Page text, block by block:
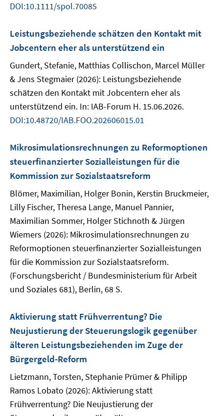
DOI:10.1111/spol.70085
Leistungsbeziehende schätzen den Kontakt mit
Jobcentern eher als unterstützend ein
Gundert, Stefanie, Matthias Collischon, Marcel Müller
& Jens Stegmaier (2026): Leistungsbeziehende
schätzen den Kontakt mit Jobcentern eher als
unterstützend ein. In: IAB-Forum H. 15.06.2026.
DOI:10.48720/IAB.FOO.202606015.01
Mikrosimulationsrechnungen zu Reformoptionen
steuerfinanzierter Sozialleistungen für die
Kommission zur Sozialstaatsreform
Blömer, Maximilian, Holger Bonin, Kerstin Bruckmeier,
Lilly Fischer, Theresa Lange, Manuel Pannier,
Maximilian Sommer, Holger Stichnoth & Jürgen
Wiemers (2026): Mikrosimulationsrechnungen zu
Reformoptionen steuerfinanzierter Sozialleistungen
für die Kommission zur Sozialstaatsreform.
(Forschungsbericht / Bundesministerium für Arbeit
und Soziales 681), Berlin, 68 S.
Aktivierung statt Frühverrentung? Die
Neujustierung der Steuerungslogik gegenüber
älteren Leistungsbeziehenden im Zuge der
Bürgergeld-Reform
Lietzmann, Torsten, Stephanie Prümer & Philipp
Ramos Lobato (2026): Aktivierung statt
Frühverrentung? Die Neujustierung der